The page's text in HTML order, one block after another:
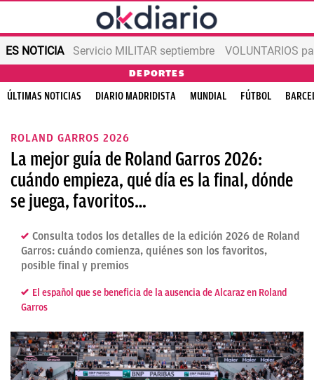
ES NOTICIA Servicio MILITAR septiembre VOLUNTARIOS
DEPORTES
ÚLTIMAS NOTICIAS DIARIO MADRIDISTA MUNDIAL FÚTBOL
ROLAND GARROS 2026
La mejor guía de Roland Garros 2026:
cuándo empieza, qué día es la final, dónde
se juega, favoritos…
Consulta todos los detalles de la edición 2026 de Roland
Garros: cuándo comienza, quiénes son los favoritos,
posible final y premios
El español que se beneficia de la ausencia de Alcaraz en Roland
Garros